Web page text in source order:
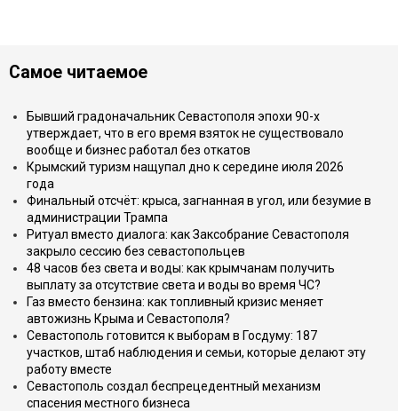
Самое читаемое
Бывший градоначальник Севастополя эпохи 90-х
утверждает, что в его время взяток не существовало
вообще и бизнес работал без откатов
Крымский туризм нащупал дно к середине июля 2026
года
Финальный отсчёт: крыса, загнанная в угол, или безумие в
администрации Трампа
Ритуал вместо диалога: как Заксобрание Севастополя
закрыло сессию без севастопольцев
48 часов без света и воды: как крымчанам получить
выплату за отсутствие света и воды во время ЧС?
Газ вместо бензина: как топливный кризис меняет
автожизнь Крыма и Севастополя?
Севастополь готовится к выборам в Госдуму: 187
участков, штаб наблюдения и семьи, которые делают эту
работу вместе
Севастополь создал беспрецедентный механизм
спасения местного бизнеса